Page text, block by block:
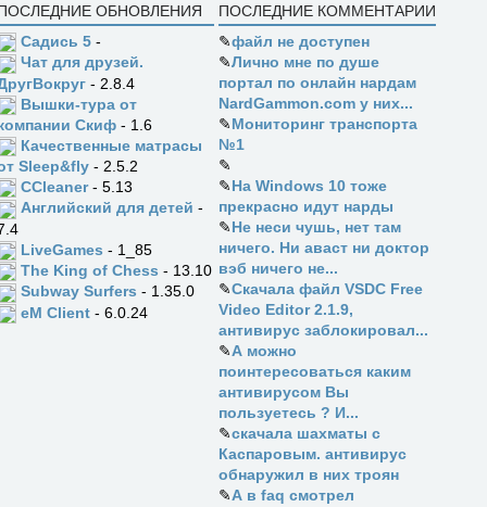
ОБНОВЛЕНИЯ
Садись 5 -
Чат для друзей.
- 2.8.4
Вышки-тура от
Скиф - 1.6
Качественные матрасы
Sleep&fly - 2.5.2
CCleaner- 5.13
Английский для детей -
LiveGames - 1_85
The King of Chess - 13.10
Subway Surfers - 1.35.0
eM Client - 6.0.24
ПОСЛЕДНИЕ КОММЕНТАРИИ
✎файл не доступен
✎Лично мне по душе
портал по онлайн нардам
NardGammon.com у них...
✎Мониторинг транспорта
№1
✎
✎На Windows 10 тоже
прекрасно идут нарды
✎Не неси чушь, нет там
ничего. Ни аваст ни доктор
вэб ничего не...
✎Скачала файл VSDC Free
Video Editor 2.1.9,
антивирус заблокировал...
✎А можно
поинтересоваться каким
антивирусом Вы
пользуетесь ? И...
✎скачала шахматы с
Каспаровым. антивирус
обнаружил в них троян
✎А в faq смотрел